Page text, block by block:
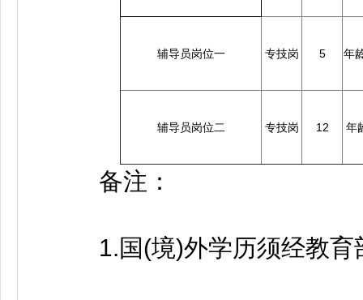
辅导员岗位一 专技岗 5 年
辅导员岗位二 专技岗 12 年
备注：
1.国(境)外学历须经教育